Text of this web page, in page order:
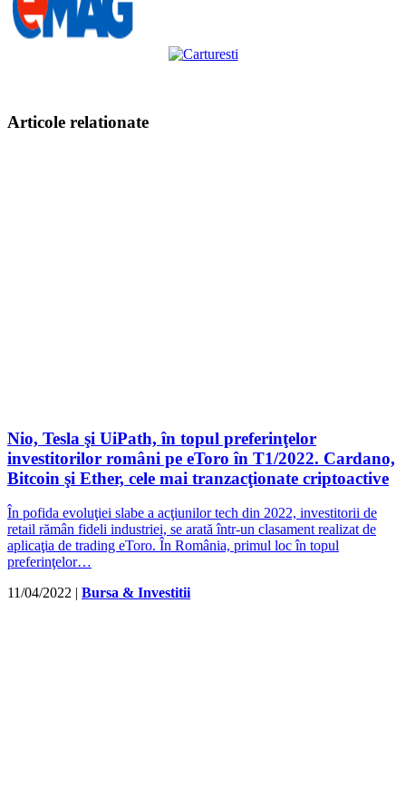
Articole relationate
Nio, Tesla şi UiPath, în topul preferinţelor
investitorilor români pe eToro în T1/2022. Cardano,
Bitcoin şi Ether, cele mai tranzacţionate criptoactive
În pofida evoluţiei slabe a acţiunilor tech din 2022, investitorii de
retail rămân fideli industriei, se arată într-un clasament realizat de
aplicaţia de trading eToro. În România, primul loc în topul
preferinţelor…
11/04/2022 | Bursa & Investitii